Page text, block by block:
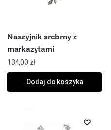
Naszyjnik srebrny z
markazytami
134,00 zł
Dodaj do koszyka